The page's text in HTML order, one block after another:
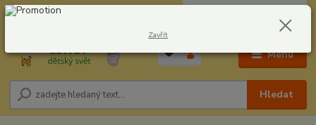
Menu
Hledat
604278943 0,00 Kč
Zavřít